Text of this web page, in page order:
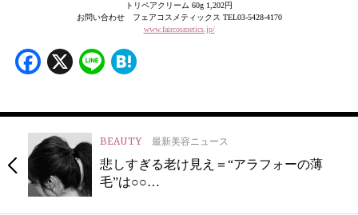
トリペアクリーム 60g 1,202円
お問い合わせ フェアコスメティックス TEL03-5428-4170
www.faircosmetics.jp/
Facebook
X Line
BEAUTY 最新美容ニュース
悲しすぎる老け見え＝“アラフォーの薄
毛”は○○…